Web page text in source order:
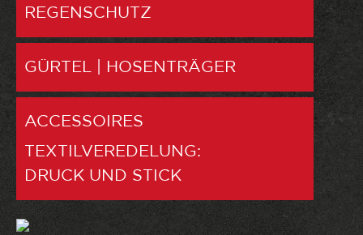
REGENSCHUTZ
GÜRTEL | HOSENTRÄGER
ACCESSOIRES
TEXTILVEREDELUNG:
DRUCK UND STICK